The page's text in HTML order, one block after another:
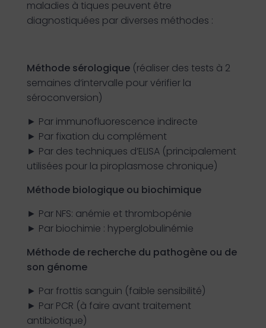
maladies à tiques peuvent être
diagnostiquées par diverses méthodes :
Méthode sérologique (réaliser des tests à 2
semaines d’intervalle pour vérifier la
séroconversion)
► Par immunofluorescence indirecte
► Par fixation du complément
► Par des techniques d’ELISA (principalement
utilisées pour la piroplasmose chronique)
Méthode biologique ou biochimique
► Par NFS: anémie et thrombopénie
► Par biochimie : hyperglobulinémie
Méthode de recherche du pathogène ou de
son génome
► Par frottis sanguin (faible sensibilité)
► Par PCR (à faire avant traitement
antibiotique)